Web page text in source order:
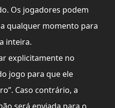
Os jogadores podem
a qualquer momento para
inteira.
explicitamente no
jogo para que ele
Caso contrário, a